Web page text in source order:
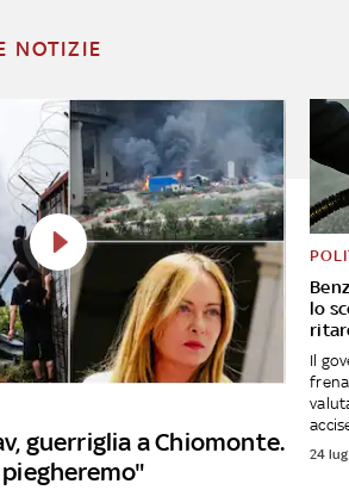
NOTIZIE
guerriglia a Chiomonte.
lo
Il
24 lug